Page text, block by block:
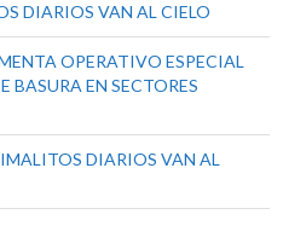
DIARIOS VAN AL CIELO
OPERATIVO ESPECIAL
BASURA EN SECTORES
DIARIOS VAN AL